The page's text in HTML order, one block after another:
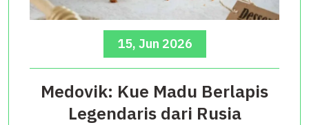
15, Jun 2026
Medovik: Kue Madu Berlapis
Legendaris dari Rusia